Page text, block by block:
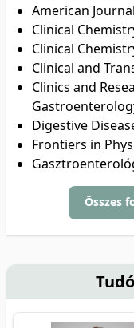
American
Clinical
Clinical
Clinical and
Clinics and
Digestive
Frontiers in
Összes